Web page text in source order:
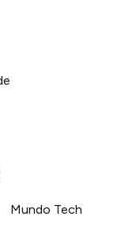
Mundo Tech